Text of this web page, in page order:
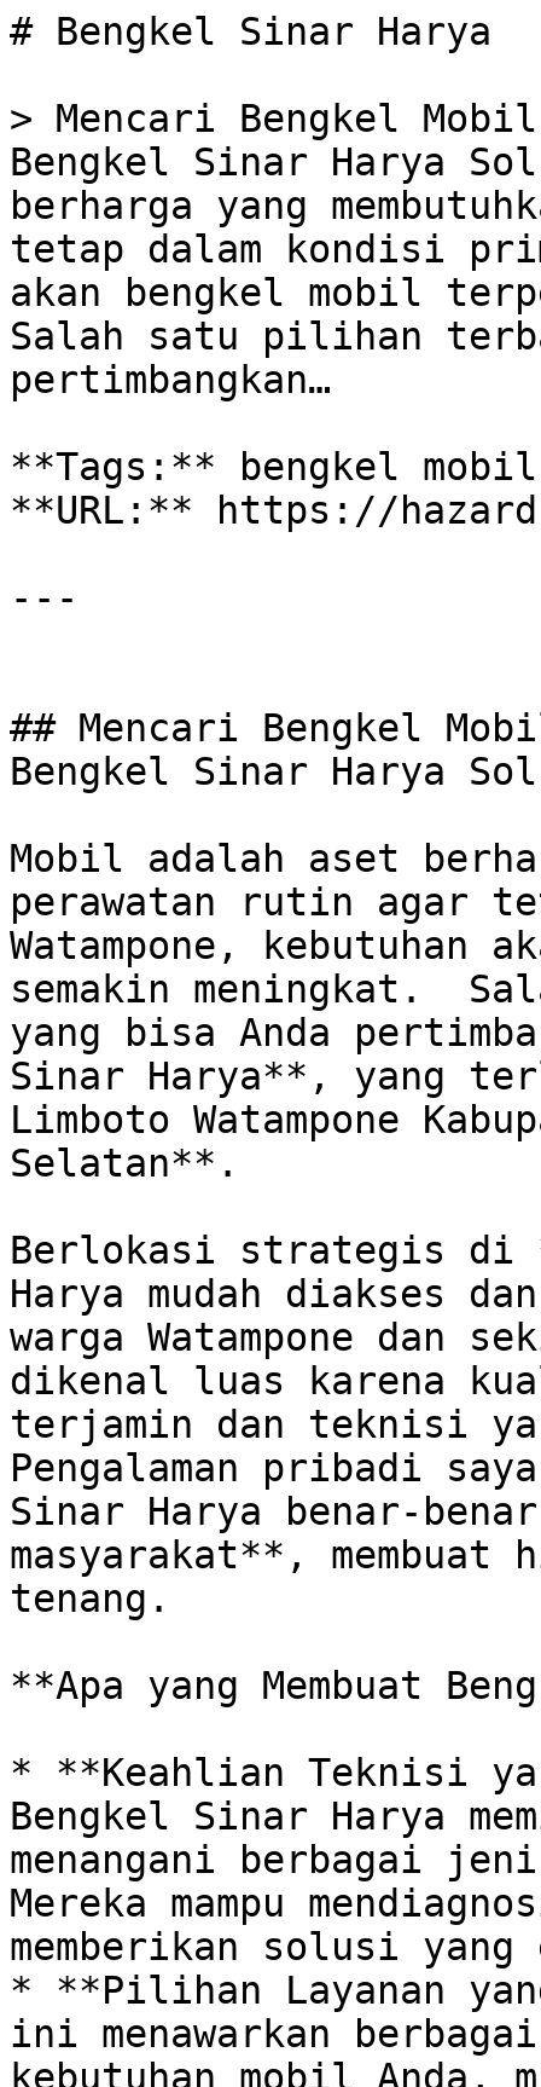
# Bengkel Sinar Harya
> Mencari Bengkel
Bengkel Sinar Harya
berharga yang
tetap dalam kondisi
akan bengkel mobil
Salah satu pilihan
pertimbangkan…
**Tags:** bengkel
**URL:** https://
---
## Mencari Bengkel
Bengkel Sinar Harya
Mobil adalah aset
perawatan rutin agar
Watampone, kebutuhan
semakin meningkat.
yang bisa Anda
Sinar Harya**, yang
Limboto Watampone
Selatan**.
Berlokasi strategis di
Harya mudah diakses
warga Watampone dan
dikenal luas karena
terjamin dan teknisi
Pengalaman pribadi
Sinar Harya benar-
masyarakat**, membuat
tenang.
**Apa yang Membuat
* **Keahlian Teknisi
Bengkel Sinar Harya
menangani berbagai
Mereka mampu
memberikan solusi
* **Pilihan Layanan
ini menawarkan
kebutuhan mobil